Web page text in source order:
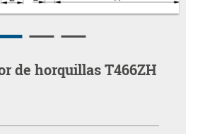
de horquillas T466ZH